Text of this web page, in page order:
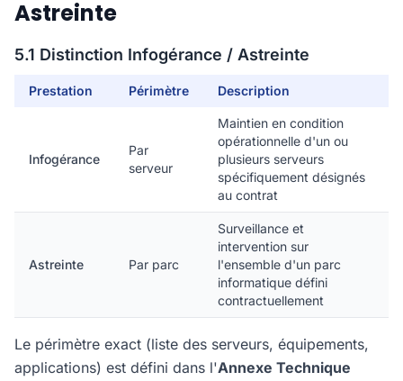
Astreinte
5.1 Distinction Infogérance / Astreinte
Prestation Périmètre Description
Infogérance
Par
serveur
Maintien en condition
opérationnelle d'un ou
plusieurs serveurs
spécifiquement désignés
au contrat
Astreinte Par parc
Surveillance et
intervention sur
l'ensemble d'un parc
informatique défini
contractuellement
Le périmètre exact (liste des serveurs, équipements,
applications) est défini dans l'Annexe Technique